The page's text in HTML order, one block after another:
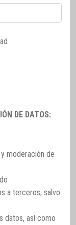
DE DATOS:
moderación de
a terceros, salvo
datos, así como